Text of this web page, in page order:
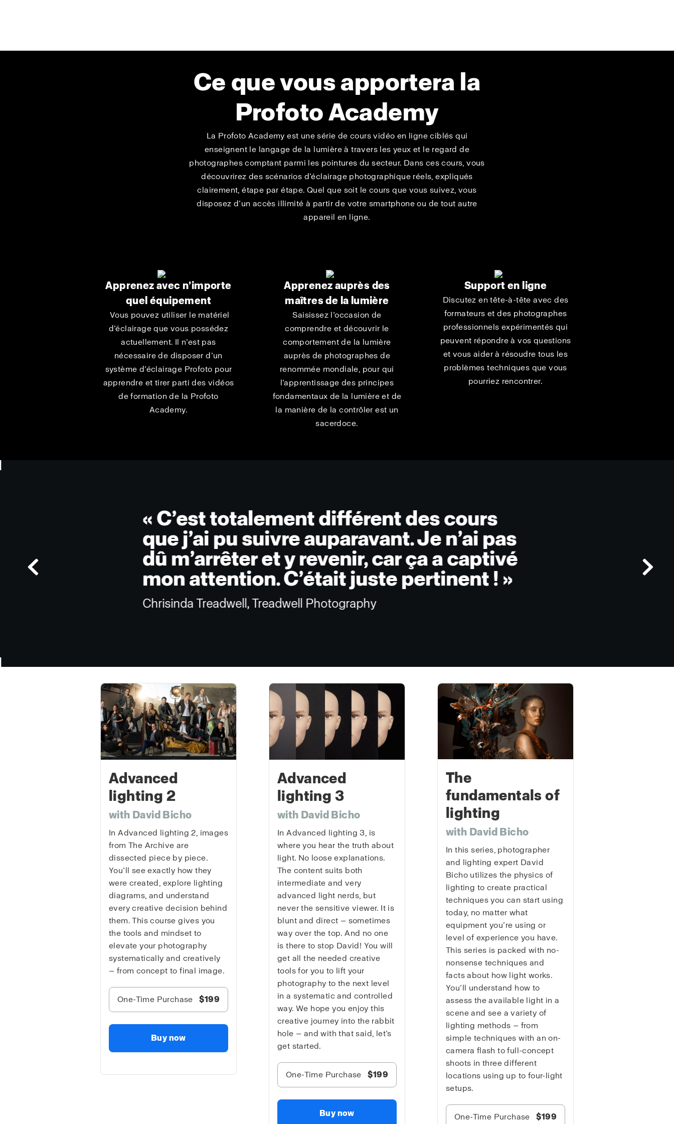
Ce que vous apportera la
Profoto Academy
La Profoto Academy est une série de cours vidéo en ligne ciblés qui
enseignent le langage de la lumière à travers les yeux et le regard de
photographes comptant parmi les pointures du secteur. Dans ces cours, vous
découvrirez des scénarios d’éclairage photographique réels, expliqués
clairement, étape par étape. Quel que soit le cours que vous suivez, vous
disposez d’un accès illimité à partir de votre smartphone ou de tout autre
appareil en ligne.
Apprenez avec n’importe
quel équipement
Vous pouvez utiliser le matériel
d’éclairage que vous possédez
actuellement. Il n’est pas
nécessaire de disposer d’un
système d’éclairage Profoto pour
apprendre et tirer parti des vidéos
de formation de la Profoto
Academy.
Apprenez auprès des
maîtres de la lumière
Saisissez l’occasion de
comprendre et découvrir le
comportement de la lumière
auprès de photographes de
renommée mondiale, pour qui
l’apprentissage des principes
fondamentaux de la lumière et de
la manière de la contrôler est un
sacerdoce.
Support en ligne
Discutez en tête-à-tête avec des
formateurs et des photographes
professionnels expérimentés qui
peuvent répondre à vos questions
et vous aider à résoudre tous les
problèmes techniques que vous
pourriez rencontrer.
« C’est totalement différent des cours
que j’ai pu suivre auparavant. Je n’ai pas
dû m’arrêter et y revenir, car ça a captivé
mon attention. C’était juste pertinent ! »
Chrisinda Treadwell, Treadwell Photography
Advanced
lighting 2
with David Bicho
In Advanced lighting 2, images
from The Archive are
dissected piece by piece.
You’ll see exactly how they
were created, explore lighting
diagrams, and understand
every creative decision behind
them. This course gives you
the tools and mindset to
elevate your photography
systematically and creatively
— from concept to final image.
One-Time Purchase $199
Buy now
Advanced
lighting 3
with David Bicho
In Advanced lighting 3, is
where you hear the truth about
light. No loose explanations.
The content suits both
intermediate and very
advanced light nerds, but
never the sensitive viewer. It is
blunt and direct — sometimes
way over the top. And no one
is there to stop David! You will
get all the needed creative
tools for you to lift your
photography to the next level
in a systematic and controlled
way. We hope you enjoy this
creative journey into the rabbit
hole — and with that said, let’s
get started.
One-Time Purchase $199
Buy now
The
fundamentals of
lighting
with David Bicho
In this series, photographer
and lighting expert David
Bicho utilizes the physics of
lighting to create practical
techniques you can start using
today, no matter what
equipment you’re using or
level of experience you have.
This series is packed with no-
nonsense techniques and
facts about how light works.
You’ll understand how to
assess the available light in a
scene and see a variety of
lighting methods — from
simple techniques with an on-
camera flash to full-concept
shoots in three different
locations using up to four-light
setups.
One-Time Purchase $199